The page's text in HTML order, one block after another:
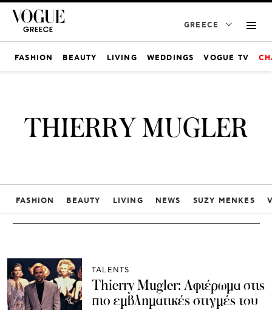
GREECE
FASHION BEAUTY LIVING WEDDINGS VOGUE TV
THIERRY MUGLER
FASHION BEAUTY LIVING NEWS SUZY MENKES
TALENTS
Thierry Mugler: Αφιέρωμα στις
πιο εμβληματικές στιγμές του